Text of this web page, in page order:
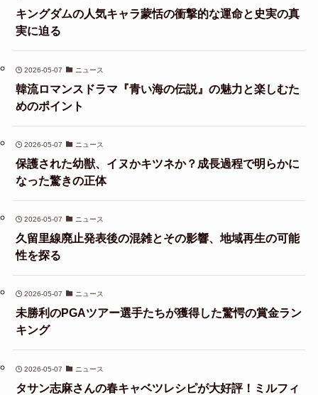
キングダムの人気キャラ蒙恬の衝撃的な運命と史実の真
実に迫る
2026-05-07 ニュース
韓流ロマンスドラマ『青い海の伝説』の魅力と楽しむた
めのポイント
2026-05-07 ニュース
保護された幼獣、イヌかキツネか？成長過程で明らかに
なった驚きの正体
2026-05-07 ニュース
久留里線廃止発表後の混雑とその影響、地域再生の可能
性を探る
2026-05-07 ニュース
未勝利のPGAツアー選手たちが獲得した驚愕の賞金ラン
キング
2026-05-07 ニュース
タサン志麻さんの春キャベツレシピが大好評！ミルフィ